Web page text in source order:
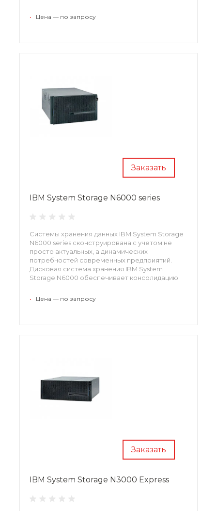
• Цена — по запросу
Заказать
IBM System Storage N6000 series
Системы хранения данных IBM System Storage
N6000 series сконструирована с учетом не
просто актуальных, а динамических
потребностей современных предприятий.
Дисковая система хранения IBM System
Storage N6000 обеспечивает консолидацию
• Цена — по запросу
Заказать
IBM System Storage N3000 Express